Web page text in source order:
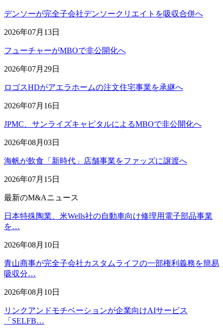
デンソーが完全子会社デンソークリエイトを吸収合併へ
2026年07月13日
フューチャーがMBOで非公開化へ
2026年07月29日
ロゴスHDがアエラホームの注文住宅事業を承継へ
2026年07月16日
JPMC、サンライズキャピタルによるMBOで非公開化へ
2026年08月03日
海帆が飲食「新時代」店舗事業をファッズに譲渡へ
2026年07月15日
最新のM&Aニュース
日本特殊陶業、米Wells社の自動車向け修理用電子部品事業
を…
2026年08月10日
青山商事が完全子会社カスタムライフの一部権利義務を簡易
吸収分…
2026年08月10日
リンクアンドモチベーションが企業向けAIサービス
「SELFB…